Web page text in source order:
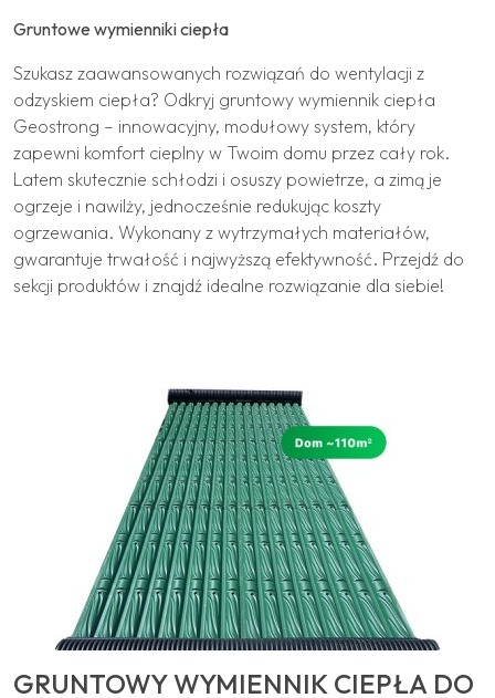
Gruntowe wymienniki ciepła
Szukasz zaawansowanych rozwiązań do wentylacji z
odzyskiem ciepła? Odkryj gruntowy wymiennik ciepła
Geostrong – innowacyjny, modułowy system, który
zapewni komfort cieplny w Twoim domu przez cały rok.
Latem skutecznie schłodzi i osuszy powietrze, a zimą je
ogrzeje i nawilży, jednocześnie redukując koszty
ogrzewania. Wykonany z wytrzymałych materiałów,
gwarantuje trwałość i najwyższą efektywność. Przejdź do
sekcji produktów i znajdź idealne rozwiązanie dla siebie!
GRUNTOWY WYMIENNIK CIEPŁA DO